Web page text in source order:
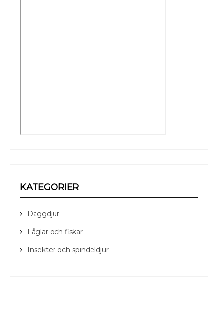
KATEGORIER
Däggdjur
Fåglar och fiskar
Insekter och spindeldjur